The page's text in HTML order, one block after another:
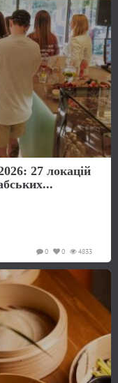
27 локацій
4833
0
0